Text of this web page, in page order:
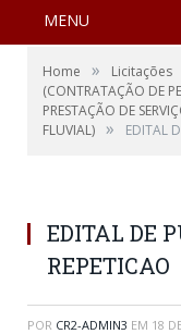
MENU
Home » Licitações
(CONTRATAÇÃO DE
PRESTAÇÃO DE
FLUVIAL) » EDITAL
EDITAL DE
REPETICAO
POR CR2-ADMIN3 EM 18